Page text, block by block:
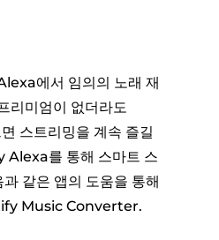
에서 임의의 노래 재
리미엄이 없더라도
스트리밍을 계속 즐길
Alexa를 통해 스마트 스
같은 앱의 도움을 통해
Music Converter.